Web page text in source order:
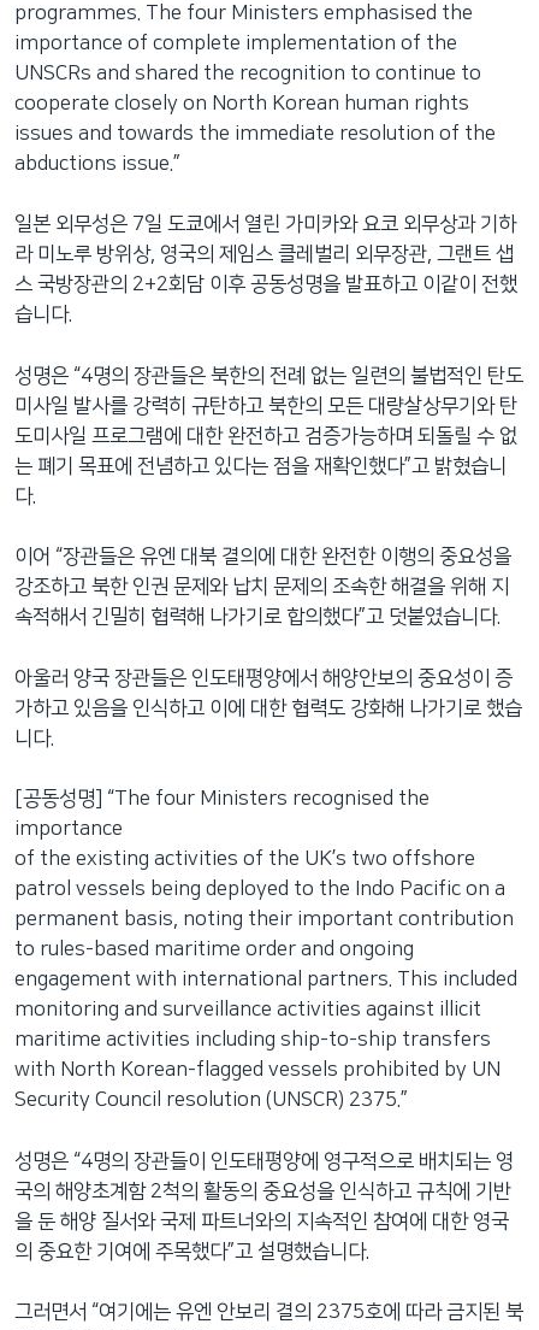
programmes. The four Ministers emphasised the
importance of complete implementation of the
UNSCRs and shared the recognition to continue to
cooperate closely on North Korean human rights
issues and towards the immediate resolution of the
abductions issue.”
일본 외무성은 7일 도쿄에서 열린 가미카와 요코 외무상과 기하
라 미노루 방위상, 영국의 제임스 클레벌리 외무장관, 그랜트 샙
스 국방장관의 2+2회담 이후 공동성명을 발표하고 이같이 전했
습니다.
성명은 “4명의 장관들은 북한의 전례 없는 일련의 불법적인 탄도
미사일 발사를 강력히 규탄하고 북한의 모든 대량살상무기와 탄
도미사일 프로그램에 대한 완전하고 검증가능하며 되돌릴 수 없
는 폐기 목표에 전념하고 있다는 점을 재확인했다”고 밝혔습니
다.
이어 “장관들은 유엔 대북 결의에 대한 완전한 이행의 중요성을
강조하고 북한 인권 문제와 납치 문제의 조속한 해결을 위해 지
속적해서 긴밀히 협력해 나가기로 합의했다”고 덧붙였습니다.
아울러 양국 장관들은 인도태평양에서 해양안보의 중요성이 증
가하고 있음을 인식하고 이에 대한 협력도 강화해 나가기로 했습
니다.
[공동성명] “The four Ministers recognised the
importance
of the existing activities of the UK’s two offshore
patrol vessels being deployed to the Indo Pacific on a
permanent basis, noting their important contribution
to rules-based maritime order and ongoing
engagement with international partners. This included
monitoring and surveillance activities against illicit
maritime activities including ship-to-ship transfers
with North Korean-flagged vessels prohibited by UN
Security Council resolution (UNSCR) 2375.”
성명은 “4명의 장관들이 인도태평양에 영구적으로 배치되는 영
국의 해양초계함 2척의 활동의 중요성을 인식하고 규칙에 기반
을 둔 해양 질서와 국제 파트너와의 지속적인 참여에 대한 영국
의 중요한 기여에 주목했다”고 설명했습니다.
그러면서 “여기에는 유엔 안보리 결의 2375호에 따라 금지된 북